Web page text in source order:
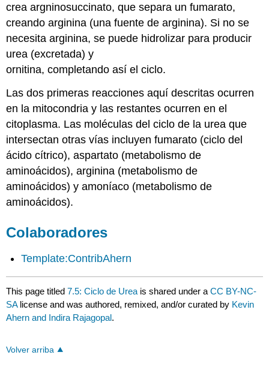
crea argninosuccinato, que separa un fumarato,
creando arginina (una fuente de arginina). Si no se
necesita arginina, se puede hidrolizar para producir
urea (excretada) y
ornitina, completando así el ciclo.
Las dos primeras reacciones aquí descritas ocurren
en la mitocondria y las restantes ocurren en el
citoplasma. Las moléculas del ciclo de la urea que
intersectan otras vías incluyen fumarato (ciclo del
ácido cítrico), aspartato (metabolismo de
aminoácidos), arginina (metabolismo de
aminoácidos) y amoníaco (metabolismo de
aminoácidos).
Colaboradores
Template:ContribAhern
This page titled7.5: Ciclo de Urea is shared under aCC BY-NC-
SA license and was authored, remixed, and/or curated by Kevin
Ahern and Indira Rajagopal.
Volver arriba